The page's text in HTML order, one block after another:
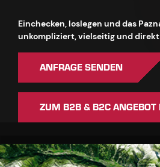
Einchecken, loslegen und das
unkompliziert, vielseitig und
ANFRAGE SENDEN
ZUM B2B & B2C